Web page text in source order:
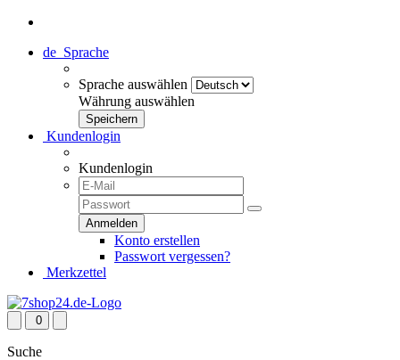
de Sprache
Sprache auswählen
Währung auswählen
Kundenlogin
Kundenlogin
Konto erstellen
Passwort vergessen?
Merkzettel
0
Suche